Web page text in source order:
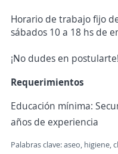
Horario de trabajo fijo
sábados 10 a 18 hs de
¡No dudes en postularte!
Requerimientos
Educación mínima:
años de experiencia
Palabras clave: aseo, higiene,